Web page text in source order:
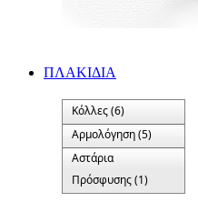
ΠΛΑΚΙΔΙA
Κόλλες (6)
Αρμολόγηση (5)
Αστάρια
Πρόσφυσης (1)